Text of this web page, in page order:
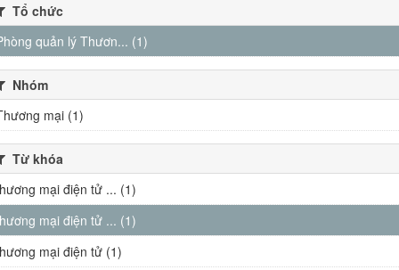
Tổ chức
quản lý Thươn... (1)
Nhóm
mại (1)
Từ khóa
mại điện tử ... (1)
mại điện tử ... (1)
mại điện tử (1)